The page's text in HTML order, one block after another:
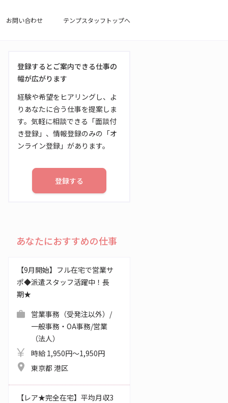
お問い合わせ テンプスタッフトップへ
登録するとご案内できる仕事の
幅が広がります
経験や希望をヒアリングし、よ
りあなたに合う仕事を提案しま
す。気軽に相談できる「面談付
き登録」、情報登録のみの「オ
ンライン登録」があります。
登録する
あなたにおすすめの仕事
【9月開始】フル在宅で営業サ
ポ◆派遣スタッフ活躍中！長
期★
営業事務（受発注以外）/
一般事務・OA事務/営業
（法人）
時給 1,950円～1,950円
東京都 港区
【レア★完全在宅】平均月収3